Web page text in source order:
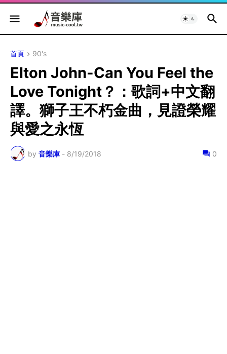
首頁 90's
Elton John-Can You Feel the
Love Tonight？：歌詞+中文翻
譯。獅子王不朽金曲，見證榮耀
與愛之永恆
by 音樂庫 - 8/19/2018 0